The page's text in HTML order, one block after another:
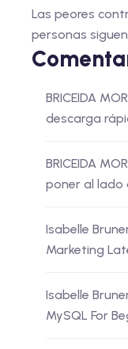
Las peores
personas
BRICEIDA
descarga
BRICEIDA
poner al lado
Isabelle
Marketing
Isabelle
MySQL For